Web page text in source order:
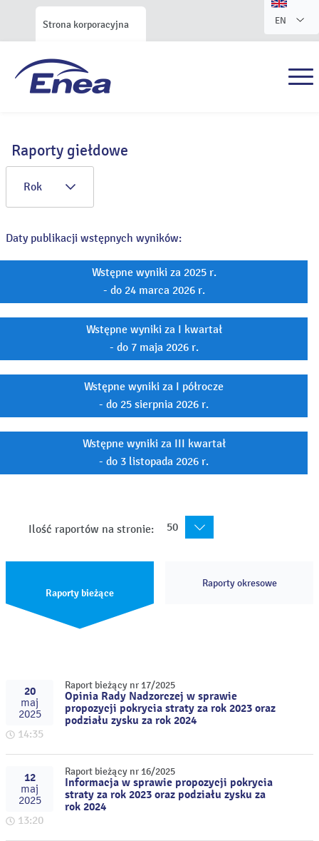
Strona korporacyjna EN
Raporty giełdowe
Rok
Daty publikacji wstępnych wyników:
Wstępne wyniki za 2025 r.
- do 24 marca 2026 r.
Wstępne wyniki za I kwartał
- do 7 maja 2026 r.
Wstępne wyniki za I półrocze
- do 25 sierpnia 2026 r.
Wstępne wyniki za III kwartał
- do 3 listopada 2026 r.
Ilość raportów na stronie: 50
Raporty bieżące
Raporty okresowe
20
maj
2025
14:35
Raport bieżący nr 17/2025
Opinia Rady Nadzorczej w sprawie
propozycji pokrycia straty za rok 2023 oraz
podziału zysku za rok 2024
12
maj
2025
13:20
Raport bieżący nr 16/2025
Informacja w sprawie propozycji pokrycia
straty za rok 2023 oraz podziału zysku za
rok 2024